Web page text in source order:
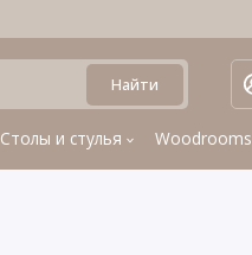
Найти
Столы и стулья Woodrooms